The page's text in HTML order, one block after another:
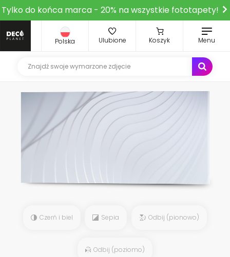
Tylko do końca marca - 20% na wszystkie fototapety!
Polska Ulubione Koszyk Menu
Czerń i biel Sepia Odbij (pionowo)
Odbij (poziomo)